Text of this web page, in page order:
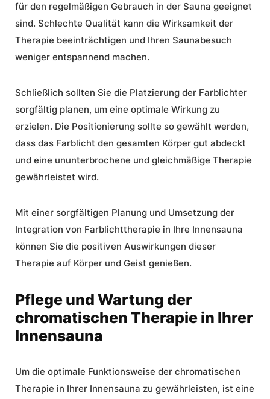
für den regelmäßigen Gebrauch in der Sauna geeignet
sind. Schlechte Qualität kann die Wirksamkeit der
Therapie beeinträchtigen und Ihren Saunabesuch
weniger entspannend machen.
Schließlich sollten Sie die Platzierung der Farblichter
sorgfältig planen, um eine optimale Wirkung zu
erzielen. Die Positionierung sollte so gewählt werden,
dass das Farblicht den gesamten Körper gut abdeckt
und eine ununterbrochene und gleichmäßige Therapie
gewährleistet wird.
Mit einer sorgfältigen Planung und Umsetzung der
Integration von Farblichttherapie in Ihre Innensauna
können Sie die positiven Auswirkungen dieser
Therapie auf Körper und Geist genießen.
Pflege und Wartung der
chromatischen Therapie in Ihrer
Innensauna
Um die optimale Funktionsweise der chromatischen
Therapie in Ihrer Innensauna zu gewährleisten, ist eine